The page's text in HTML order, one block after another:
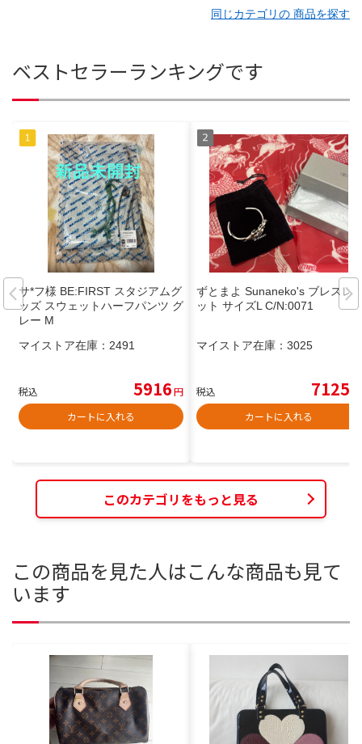
同じカテゴリの 商品を探す
ベストセラーランキングです
サ*フ様 BE:FIRST スタジアムグ
ッズ スウェットハーフパンツ グ
レー M
マイストア在庫： 2491
税込 5916円
カートに入れる
ずとまよ Sunaneko's ブレスレ
ット サイズL C/N:0071
マイストア在庫： 3025
税込 7125
カートに入れる
このカテゴリをもっと見る
この商品を見た人はこんな商品も見て
います